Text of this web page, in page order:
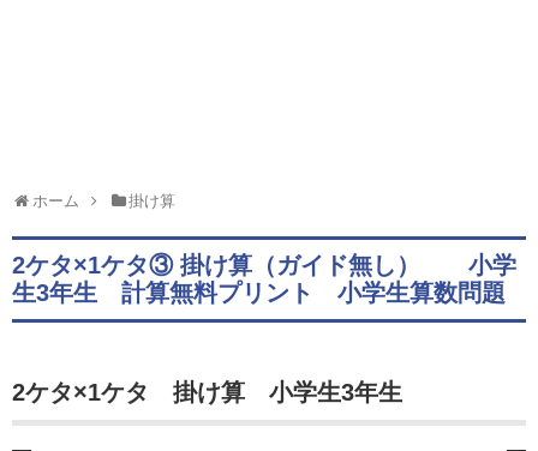
ホーム 掛け算
2ケタ×1ケタ③ 掛け算（ガイド無し） 小学
生3年生 計算無料プリント 小学生算数問題
2ケタ×1ケタ 掛け算 小学生3年生